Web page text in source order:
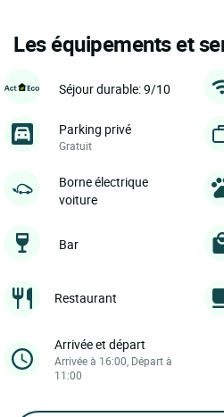
Les équipements et
Séjour durable: 9/10
Parking privé
Gratuit
Borne électrique
voiture
Bar
Restaurant
Arrivée et départ
Arrivée à 16:00, Départ à
11:00